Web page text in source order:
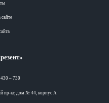
сайте
– 730
пр-кт, дом № 44, корпус А